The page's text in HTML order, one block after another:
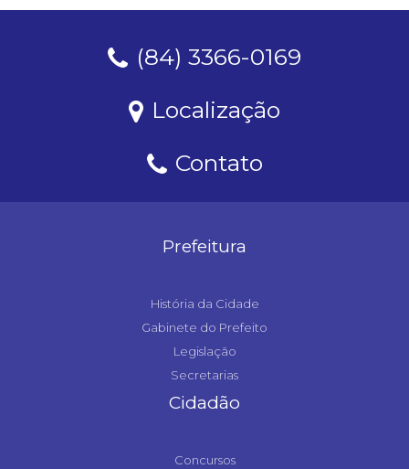
(84) 3366-0169
Localização
Contato
Prefeitura
História da Cidade
Gabinete do Prefeito
Legislação
Secretarias
Cidadão
Concursos